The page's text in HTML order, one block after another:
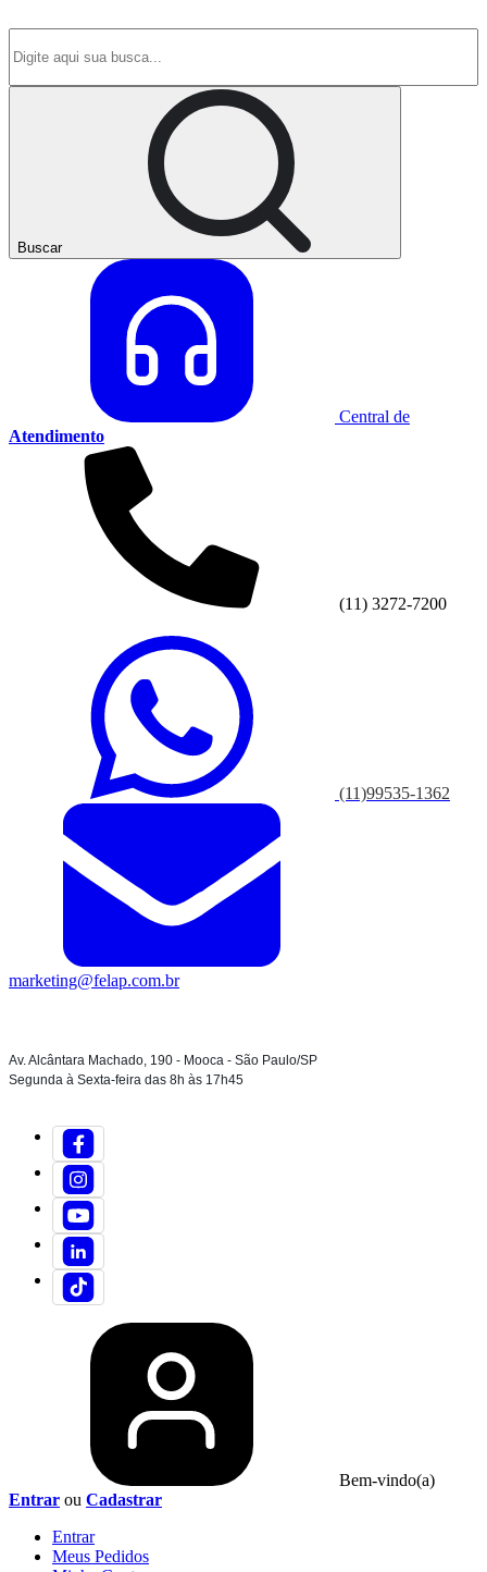
Buscar
Central de
Atendimento
(11) 3272-7200
(11)99535-1362
marketing@felap.com.br
Av. Alcântara Machado, 190 - Mooca - São Paulo/SP
Segunda à Sexta-feira das 8h às 17h45
Bem-vindo(a)
Entrar ou Cadastrar
Entrar
Meus Pedidos